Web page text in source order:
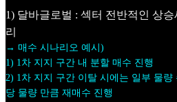
1) 달바글로벌 : 섹터 전반적인 상
리
→ 매수 시나리오 예시)
1) 1차 지지 구간 내 분할 매수 진행
2) 1차 지지 구간 이탈 시에는 일부 물량
당 물량 만큼 재매수 진행